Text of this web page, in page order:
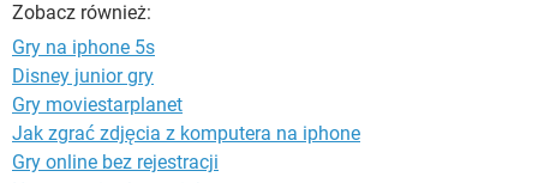
Zobacz również:
Gry na iphone 5s
Disney junior gry
Gry moviestarplanet
Jak zgrać zdjęcia z komputera na iphone
Gry online bez rejestracji